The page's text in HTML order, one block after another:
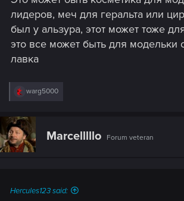
лидеров, меч для геральта или
был у альзура, этот может тоже
это все может быть для модельки
лавка
R
c
t
i
o
warg5000
Marcelllllo Forum veteran
Hercules123 said: